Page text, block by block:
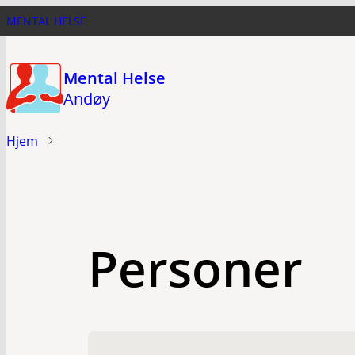
Hopp
til
hovedinnhold
MENTAL HELSE
Mental Helse
Andøy
Hjem
Personer